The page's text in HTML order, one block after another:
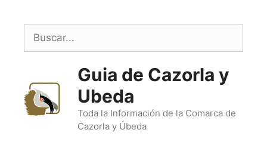
contenido
Buscar:
Guia de Cazorla y
Ubeda
Toda la Información de la Comarca de
Cazorla y Úbeda